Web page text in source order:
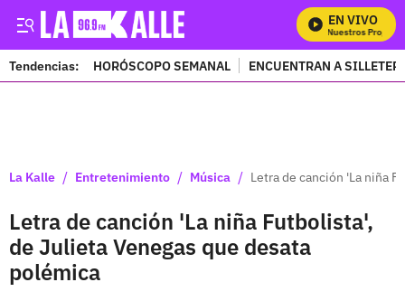
EN VIVO
Mira Todos Nuestros Programas
Tendencias: HORÓSCOPO SEMANAL ENCUENTRAN A
La Kalle / Entretenimiento / Música / Letra de canción 'La niña
Letra de canción 'La niña Futbolista',
de Julieta Venegas que desata
polémica